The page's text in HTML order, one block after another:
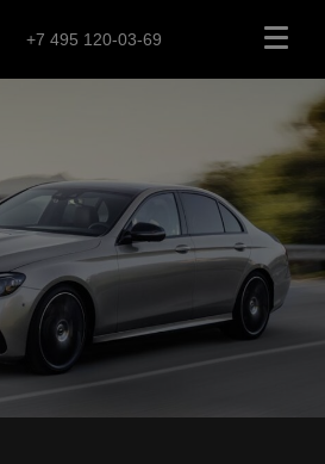
+7 495 120-03-69